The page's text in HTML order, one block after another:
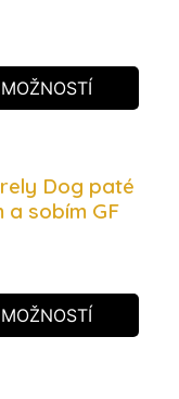
Dog paté
a sobím GF